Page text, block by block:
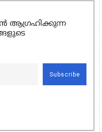
ആഗ്രഹിക്കുന്ന
Subscribe